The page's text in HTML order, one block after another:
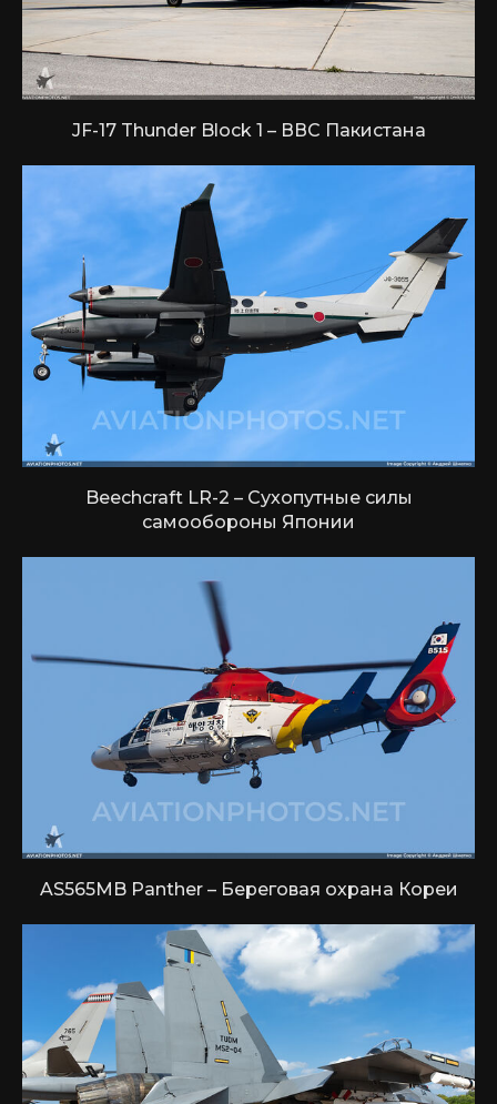
JF-17 Thunder Block 1 – ВВС Пакистана
Beechcraft LR-2 – Сухопутные силы
самообороны Японии
AS565MB Panther – Береговая охрана Кореи